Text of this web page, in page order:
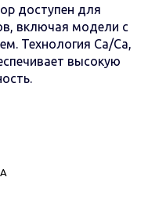
доступен для
включая модели с
Технология Са/Са,
высокую